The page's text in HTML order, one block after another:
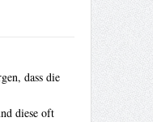
dass die
diese oft